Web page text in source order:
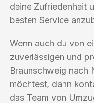
deine Zufriedenheit
besten Service
Wenn auch du von
zuverlässigen und
Braunschweig nach
möchtest, dann
das Team von